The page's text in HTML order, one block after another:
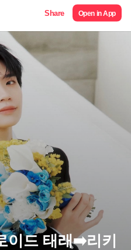
Share Open in App
이드 태래➡️리키